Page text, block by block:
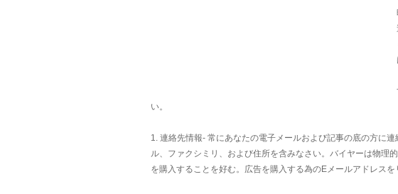
い。
1. 連絡先情報- 常にあなたの電子メールおよび記事の底の方に
ル、ファクシミリ、および住所を含みなさい。バイヤーは物理
を購入することを好む。広告を購入する為のEメールアドレス